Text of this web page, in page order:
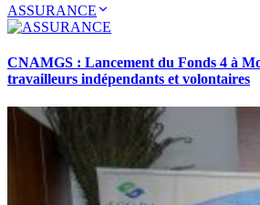
ASSURANCE
CNAMGS : Lancement du Fonds 4 à
travailleurs indépendants et volontaires